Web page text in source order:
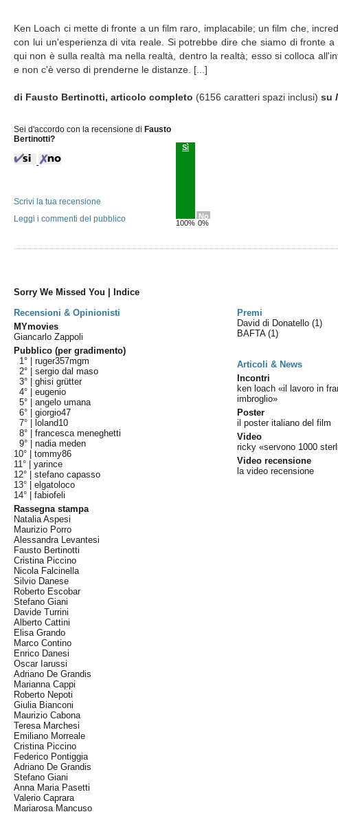
Ken Loach ci mette di fronte a un film raro, implacabile; un film che,
con lui un'esperienza di vita reale. Si potrebbe dire che siamo di fronte
qui non è sulla realtà ma nella realtà, dentro la realtà; esso si colloca
e non c'è verso di prenderne le distanze. [...]
di Fausto Bertinotti, articolo completo (6156 caratteri spazi inclusi)su
Sei d'accordo con la recensione di Fausto
Bertinotti?
Sì
100%
No
0%
Scrivi la tua recensione
Leggi i commenti del pubblico
Sorry We Missed You | Indice
Recensioni & Opinionisti
Premi
MYmovies
Giancarlo Zappoli
Pubblico (per gradimento)
1° |ruger357mgm
2° |sergio dal maso
3° |ghisi grütter
4° |eugenio
5° |angelo umana
6° |giorgio47
7° |
loland10
8° |francesca meneghetti
9° |nadia meden
10° |tommy86
11° |yarince
12° |stefano capasso
13° |elgatoloco
14° |fabiofeli
Rassegna stampa
Natalia Aspesi
Maurizio Porro
Alessandra Levantesi
Fausto Bertinotti
Cristina Piccino
Nicola Falcinella
Silvio Danese
Roberto Escobar
Stefano Giani
Davide Turrini
Alberto Cattini
Elisa Grando
Marco Contino
Enrico Danesi
Oscar Iarussi
Adriano De Grandis
Marianna Cappi
Roberto Nepoti
Giulia Bianconi
Maurizio Cabona
Teresa Marchesi
Emiliano Morreale
Cristina Piccino
Federico Pontiggia
Adriano De Grandis
Stefano Giani
Anna Maria Pasetti
Valerio Caprara
Mariarosa Mancuso
David di Donatello(1)
BAFTA(1)
Articoli & News
Incontri
ken loach «il lavoro in
imbroglio»
Poster
il poster italiano del film
Video
ricky «servono 1000
Video recensione
la video recensione